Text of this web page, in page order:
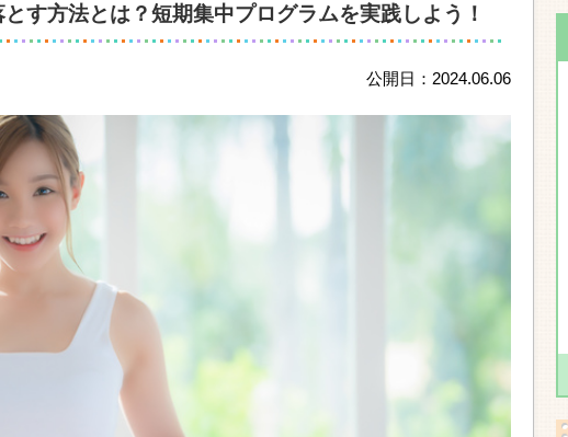
す方法とは？短期集中プログラムを実践しよう！
公開日：2024.06.06